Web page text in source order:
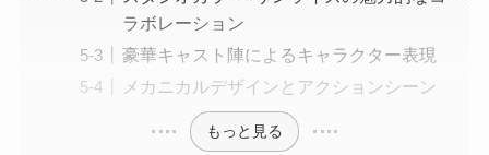
ラボレーション
豪華キャスト陣によるキャラクター表現
メカニカルデザインとアクションシーン
もっと見る